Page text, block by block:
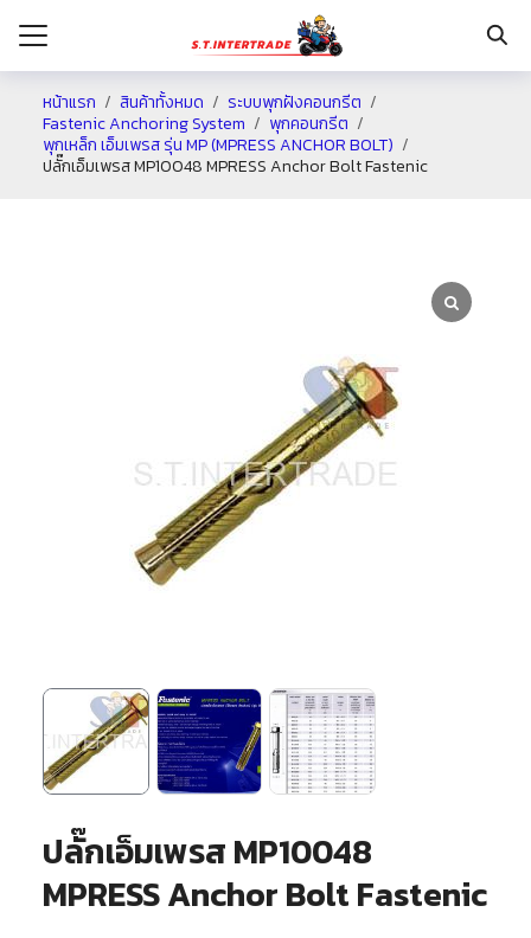
หน้าแรก สินค้าทั้งหมด
ระบบพุกฝังคอนกรีต
Fastenic Anchoring System
พุกคอนกรีต
พุกเหล็ก เอ็มเพรส รุ่น MP (MPRESS ANCHOR BOLT)
ปลั๊กเอ็มเพรส MP10048 MPRESS Anchor Bolt Fastenic
ปลั๊กเอ็มเพรส MP10048
MPRESS Anchor Bolt Fastenic